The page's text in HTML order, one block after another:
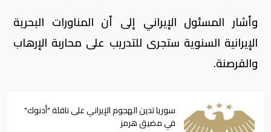
وأشار المسئول الإيراني إلى أن المناورات البحرية
الإيرانية السنوية ستجرى للتدريب على محاربة الإرهاب
والقرصنة.
سوريا تدين الهجوم الإيراني على ناقلة "أدنوك"
في مضيق هرمز ‏